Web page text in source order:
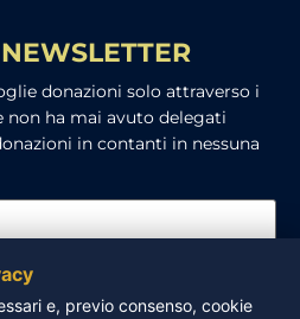
donazioni solo attraverso i
non ha mai avuto delegati
in contanti in nessuna
e, previo consenso, cookie